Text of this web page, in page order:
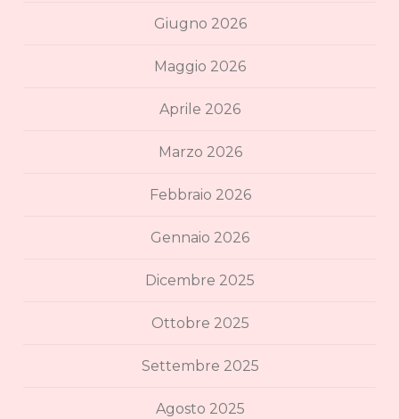
Giugno 2026
Maggio 2026
Aprile 2026
Marzo 2026
Febbraio 2026
Gennaio 2026
Dicembre 2025
Ottobre 2025
Settembre 2025
Agosto 2025